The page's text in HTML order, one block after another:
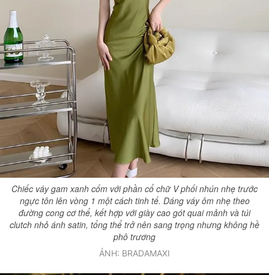
Chiếc váy gam xanh cốm với phần cổ chữ V phối nhún nhẹ trước
ngực tôn lên vòng 1 một cách tinh tế. Dáng váy ôm nhẹ theo
đường cong cơ thể, kết hợp với giày cao gót quai mảnh và túi
clutch nhỏ ánh satin, tổng thể trở nên sang trọng nhưng không hề
phô trương
ẢNH: BRADAMAXI